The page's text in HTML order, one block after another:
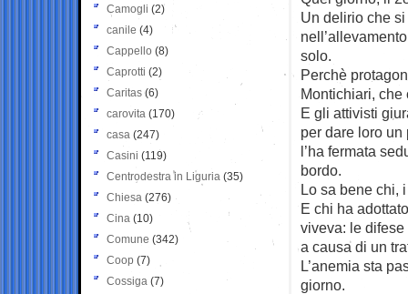
Un delirio che
solo.
Perchè
Montichiari, che
E gli attivisti
per dare loro
l’ha fermata
bordo.
Lo sa bene chi,
E chi ha
viveva: le
a causa di un
L’anemia sta
giorno.
Camogli (2)
canile (4)
Cappello (8)
Caprotti (2)
Caritas (6)
carovita (170)
casa (247)
Casini (119)
Centrodestra in Liguria (35)
Chiesa (276)
Cina (10)
Comune (342)
Coop (7)
Cossiga (7)